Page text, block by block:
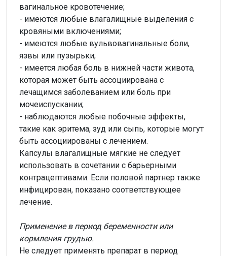
вагинальное кровотечение;
- имеются любые влагалищные выделения с
кровяными включениями;
- имеются любые вульвовагинальные боли,
язвы или пузырьки;
- имеется любая боль в нижней части живота,
которая может быть ассоциирована с
лечащимся заболеванием или боль при
мочеиспускании;
- наблюдаются любые побочные эффекты,
такие как эритема, зуд или сыпь, которые могут
быть ассоциированы с лечением.
Капсулы влагалищные мягкие не следует
использовать в сочетании с барьерными
контрацептивами. Если половой партнер также
инфицирован, показано соответствующее
лечение.
Применение в период беременности или
кормления грудью.
Не следует применять препарат в период